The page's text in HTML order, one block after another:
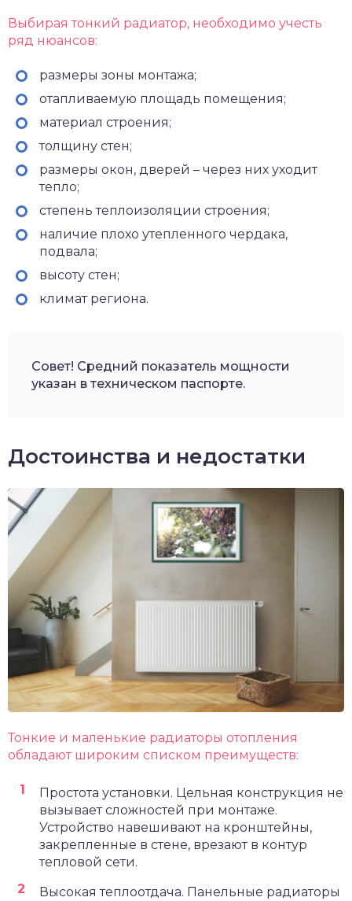
Выбирая тонкий радиатор, необходимо учесть
ряд нюансов:
размеры зоны монтажа;
отапливаемую площадь помещения;
материал строения;
толщину стен;
размеры окон, дверей – через них уходит
тепло;
степень теплоизоляции строения;
наличие плохо утепленного чердака,
подвала;
высоту стен;
климат региона.
Совет! Средний показатель мощности
указан в техническом паспорте.
Достоинства и недостатки
Тонкие и маленькие радиаторы отопления
обладают широким списком преимуществ:
Простота установки. Цельная конструкция не
вызывает сложностей при монтаже.
Устройство навешивают на кронштейны,
закрепленные в стене, врезают в контур
тепловой сети.
Высокая теплоотдача. Панельные радиаторы